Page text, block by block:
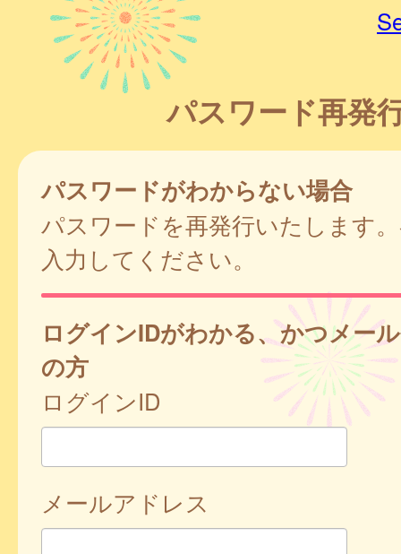
パスワード再発
パスワードがわからない場合
パスワードを再発行いたします
入力してください。
ログインIDがわかる、かつメー
の方
ログインID
メールアドレス